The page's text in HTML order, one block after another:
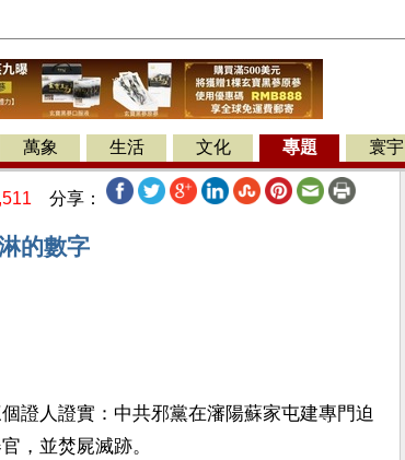
萬象 生活 文化 專題 寰宇
分享：
的數字
證人證實：中共邪黨在瀋陽蘇家屯建專門迫
，並焚屍滅跡。